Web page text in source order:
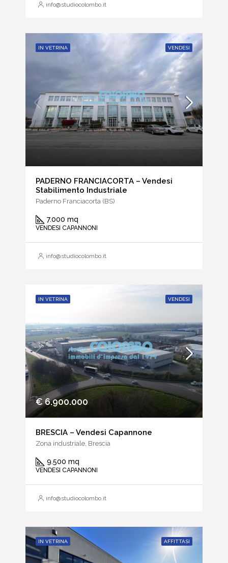
info@studiocolombo.it
IN VETRINA VENDESI
PADERNO FRANCIACORTA – Vendesi
Stabilimento Industriale
Paderno Franciacorta (BS)
7.000 mq
VENDESI CAPANNONI
info@studiocolombo.it
IN VETRINA VENDESI
€ 6.900.000
BRESCIA – Vendesi Capannone
Zona industriale, Brescia
9.500 mq
VENDESI CAPANNONI
info@studiocolombo.it
IN VETRINA AFFITTASI